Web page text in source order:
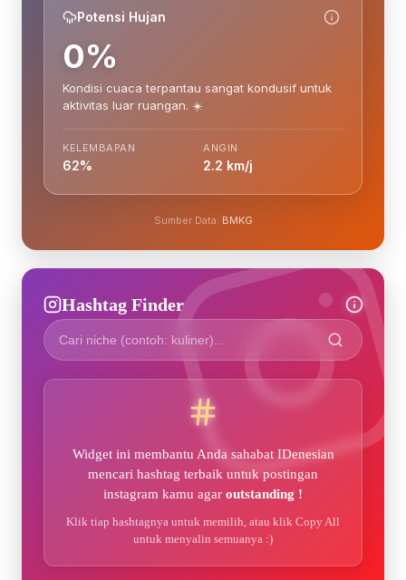
Potensi Hujan
0%
Kondisi cuaca terpantau sangat kondusif untuk
aktivitas luar ruangan. ☀️
KELEMBAPAN
62%
ANGIN
2.2 km/j
Sumber Data: BMKG
Hashtag Finder
Widget ini membantu Anda sahabat IDenesian
mencari hashtag terbaik untuk postingan
instagram kamu agar outstanding !
Klik tiap hashtagnya untuk memilih, atau klik Copy All
untuk menyalin semuanya :)